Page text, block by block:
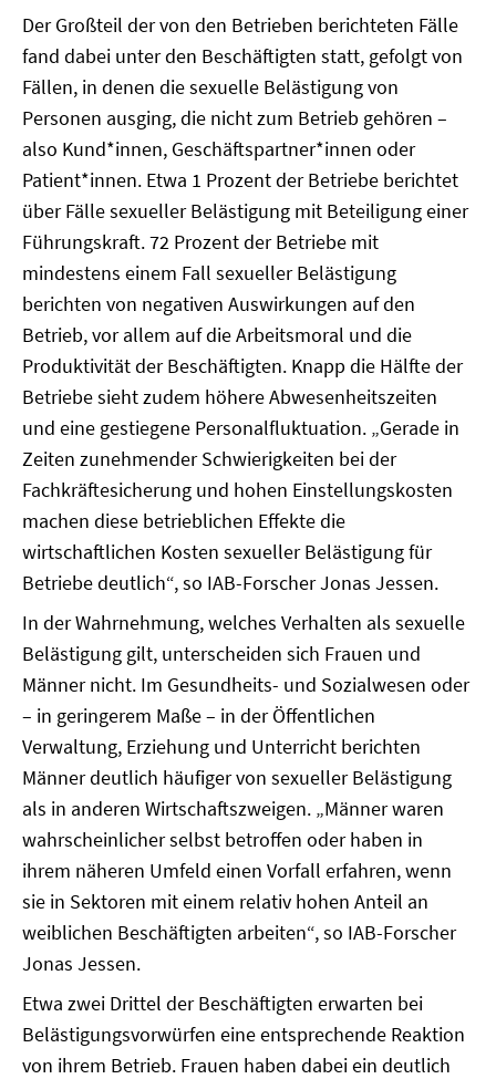
Der Großteil der von den Betrieben berichteten Fälle
fand dabei unter den Beschäftigten statt, gefolgt von
Fällen, in denen die sexuelle Belästigung von
Personen ausging, die nicht zum Betrieb gehören –
also Kund*innen, Geschäftspartner*innen oder
Patient*innen. Etwa 1 Prozent der Betriebe berichtet
über Fälle sexueller Belästigung mit Beteiligung einer
Führungskraft. 72 Prozent der Betriebe mit
mindestens einem Fall sexueller Belästigung
berichten von negativen Auswirkungen auf den
Betrieb, vor allem auf die Arbeitsmoral und die
Produktivität der Beschäftigten. Knapp die Hälfte der
Betriebe sieht zudem höhere Abwesenheitszeiten
und eine gestiegene Personalfluktuation. „Gerade in
Zeiten zunehmender Schwierigkeiten bei der
Fachkräftesicherung und hohen Einstellungskosten
machen diese betrieblichen Effekte die
wirtschaftlichen Kosten sexueller Belästigung für
Betriebe deutlich“, so IAB-Forscher Jonas Jessen.
In der Wahrnehmung, welches Verhalten als sexuelle
Belästigung gilt, unterscheiden sich Frauen und
Männer nicht. Im Gesundheits- und Sozialwesen oder
– in geringerem Maße – in der Öffentlichen
Verwaltung, Erziehung und Unterricht berichten
Männer deutlich häufiger von sexueller Belästigung
als in anderen Wirtschaftszweigen. „Männer waren
wahrscheinlicher selbst betroffen oder haben in
ihrem näheren Umfeld einen Vorfall erfahren, wenn
sie in Sektoren mit einem relativ hohen Anteil an
weiblichen Beschäftigten arbeiten“, so IAB-Forscher
Jonas Jessen.
Etwa zwei Drittel der Beschäftigten erwarten bei
Belästigungsvorwürfen eine entsprechende Reaktion
von ihrem Betrieb. Frauen haben dabei ein deutlich